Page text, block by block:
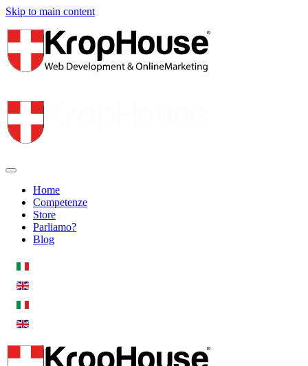
Skip to main content
Home
Competenze
Store
Parliamo?
Blog